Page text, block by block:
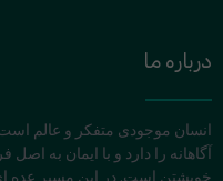
درباره ما
انسان موجودی متفکر و عالم
آگاهانه را دارد و با ایمان به
خویشتن است. در این مسیر عده ای